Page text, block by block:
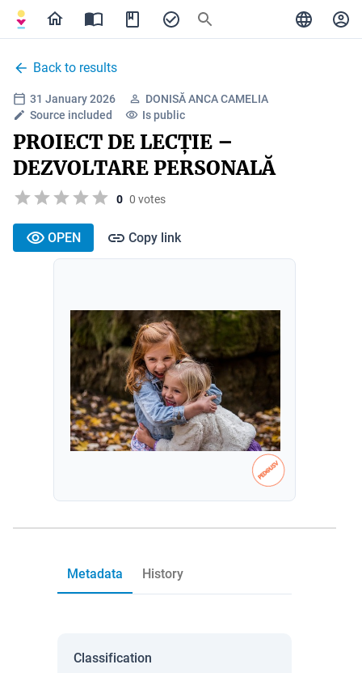
Back to results
31 January 2026
DONISĂ ANCA CAMELIA
Source included
Is public
PROIECT DE LECȚIE –
DEZVOLTARE PERSONALĂ
0 0 votes
OPEN Copy link
Metadata History
Classification